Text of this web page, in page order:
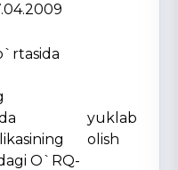
O`RQ-
yuklab
olish